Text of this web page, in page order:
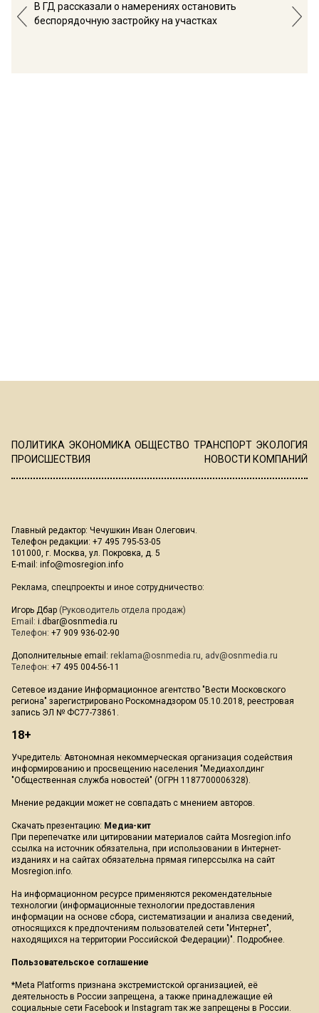
В ГД рассказали о намерениях остановить
беспорядочную застройку на участках
ПОЛИТИКА ЭКОНОМИКА ОБЩЕСТВО ТРАНСПОРТ ЭКОЛОГИЯ
ПРОИСШЕСТВИЯ
НОВОСТИ КОМПАНИЙ
Главный редактор: Чечушкин Иван Олегович.
Телефон редакции: +7 495 795-53-05
101000, г. Москва, ул. Покровка, д. 5
E-mail: info@mosregion.info
Реклама, спецпроекты и иное сотрудничество:
Игорь Дбар (Руководитель отдела продаж)
Email: i.dbar@osnmedia.ru
Телефон: +7 909 936-02-90
Дополнительные email: reklama@osnmedia.ru, adv@osnmedia.ru
Телефон: +7 495 004-56-11
Сетевое издание Информационное агентство "Вести Московского
региона" зарегистрировано Роскомнадзором 05.10.2018, реестровая
запись ЭЛ № ФС77-73861.
18+
Учредитель: Автономная некоммерческая организация содействия
информированию и просвещению населения "Медиахолдинг
"Общественная служба новостей" (ОГРН 1187700006328).
Мнение редакции может не совпадать с мнением авторов.
Скачать презентацию: Медиа-кит
При перепечатке или цитировании материалов сайта Mosregion.info
ссылка на источник обязательна, при использовании в Интернет-
изданиях и на сайтах обязательна прямая гиперссылка на сайт
Mosregion.info.
На информационном ресурсе применяются рекомендательные
технологии (информационные технологии предоставления
информации на основе сбора, систематизации и анализа сведений,
относящихся к предпочтениям пользователей сети "Интернет",
находящихся на территории Российской Федерации)". Подробнее.
Пользовательское соглашение
*Meta Platforms признана экстремистской организацией, её
деятельность в России запрещена, а также принадлежащие ей
социальные сети Facebook и Instagram так же запрещены в России.